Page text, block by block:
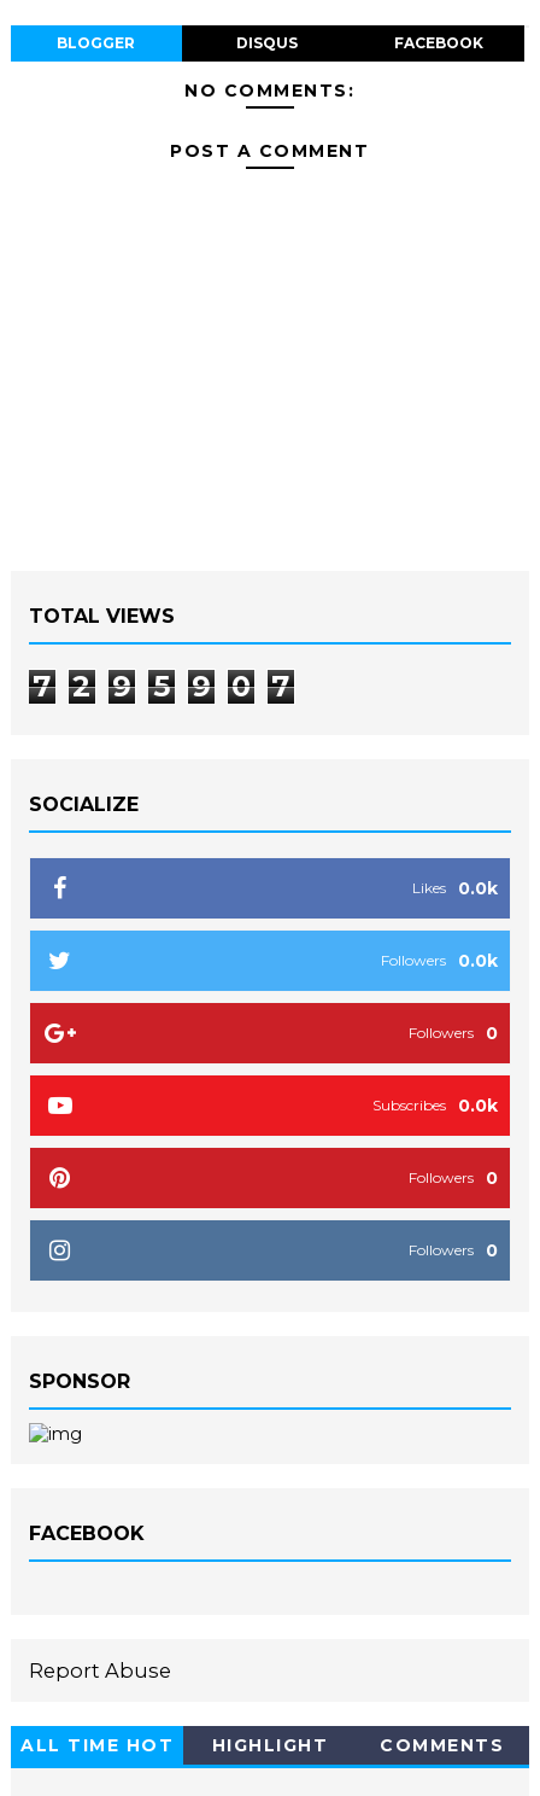
BLOGGER DISQUS FACEBOOK
NO COMMENTS:
POST A COMMENT
TOTAL VIEWS
7 2 9 5 9 0 7
SOCIALIZE
0.0k
Likes
0.0k
Followers
0
Followers
0.0k
Subscribes
0
Followers
0
Followers
SPONSOR
FACEBOOK
Report Abuse
ALL TIME HOT
HIGHLIGHT COMMENTS